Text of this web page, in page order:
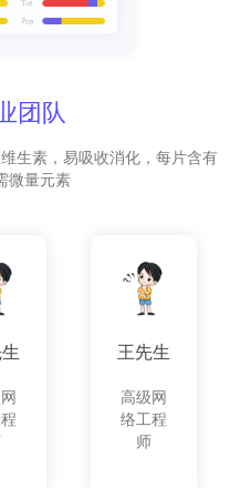
团队
生素，易吸收消化，每片含有
微量元素
王先生
高级网
络工程
师